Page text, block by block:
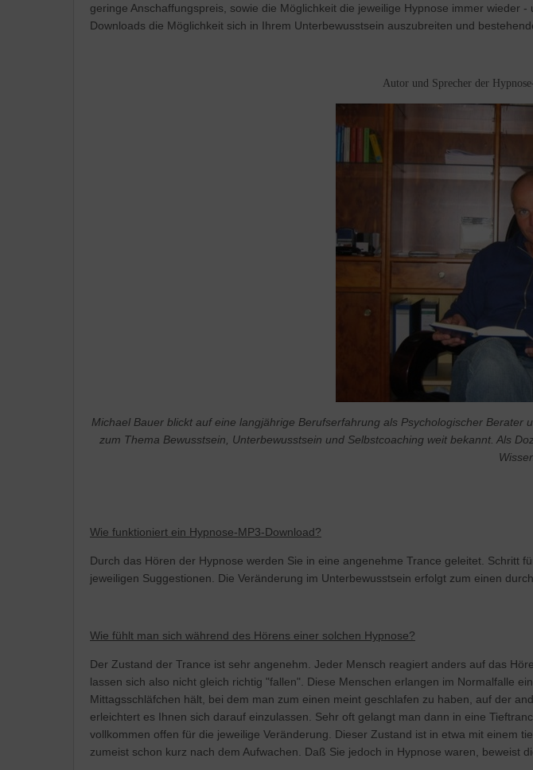
geringe Anschaffungspreis, sowie die Möglichkeit die jeweilige Hypnose immer
Downloads die Möglichkeit sich in Ihrem Unterbewusstsein auszubreiten und
Autor und Sprecher der
Michael Bauer blickt auf eine langjährige Berufserfahrung als Psychologischer
zum Thema Bewusstsein, Unterbewusstsein und Selbstcoaching weit bekannt. Als
Wie funktioniert ein Hypnose-MP3-Download?
Durch das Hören der Hypnose werden Sie in eine angenehme Trance geleitet. Schritt
jeweiligen Suggestionen. Die Veränderung im Unterbewusstsein erfolgt zum einen
Wie fühlt man sich während des Hörens einer solchen Hypnose?
Der Zustand der Trance ist sehr angenehm. Jeder Mensch reagiert anders auf das
lassen sich also nicht gleich richtig "fallen". Diese Menschen erlangen im Normalfalle
Mittagsschläfchen hält, bei dem man zum einen meint geschlafen zu haben, auf der
erleichtert es Ihnen sich darauf einzulassen. Sehr oft gelangt man dann in eine
vollkommen offen für die jeweilige Veränderung. Dieser Zustand ist in etwa mit einem
zumeist schon kurz nach dem Aufwachen. Daß Sie jedoch in Hypnose waren, beweist